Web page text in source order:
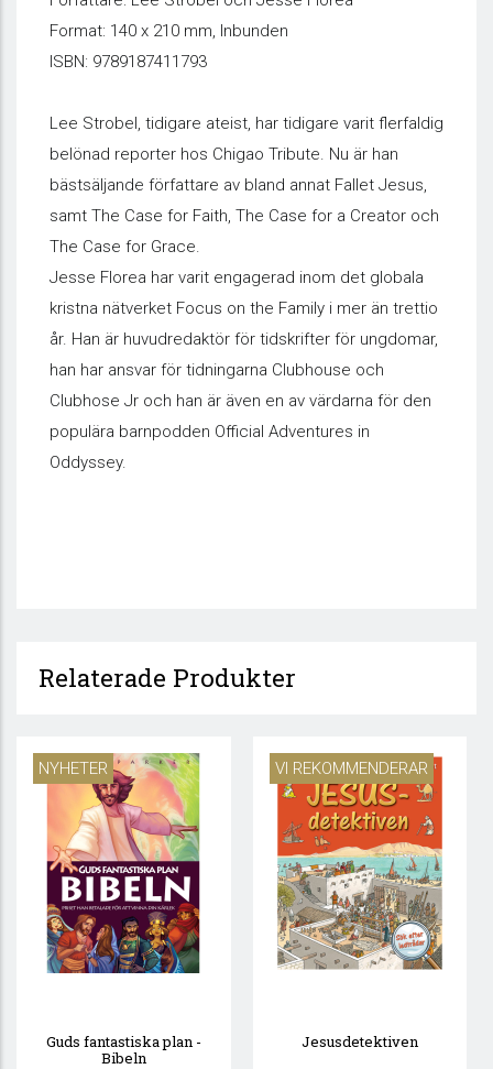
Format: 140 x 210 mm, Inbunden
ISBN: 9789187411793
Lee Strobel, tidigare ateist, har tidigare varit flerfaldig
belönad reporter hos Chigao Tribute. Nu är han
bästsäljande författare av bland annat Fallet Jesus,
samt The Case for Faith, The Case for a Creator och
The Case for Grace.
Jesse Florea har varit engagerad inom det globala
kristna nätverket Focus on the Family i mer än trettio
år. Han är huvudredaktör för tidskrifter för ungdomar,
han har ansvar för tidningarna Clubhouse och
Clubhose Jr och han är även en av värdarna för den
populära barnpodden Official Adventures in
Oddyssey.
Relaterade Produkter
NYHETER
Guds fantastiska plan -
Bibeln
VI REKOMMENDERAR
Jesusdetektiven